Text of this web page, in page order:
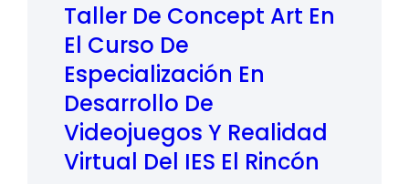
Taller De Concept Art En
El Curso De
Especialización En
Desarrollo De
Videojuegos Y Realidad
Virtual Del IES El Rincón